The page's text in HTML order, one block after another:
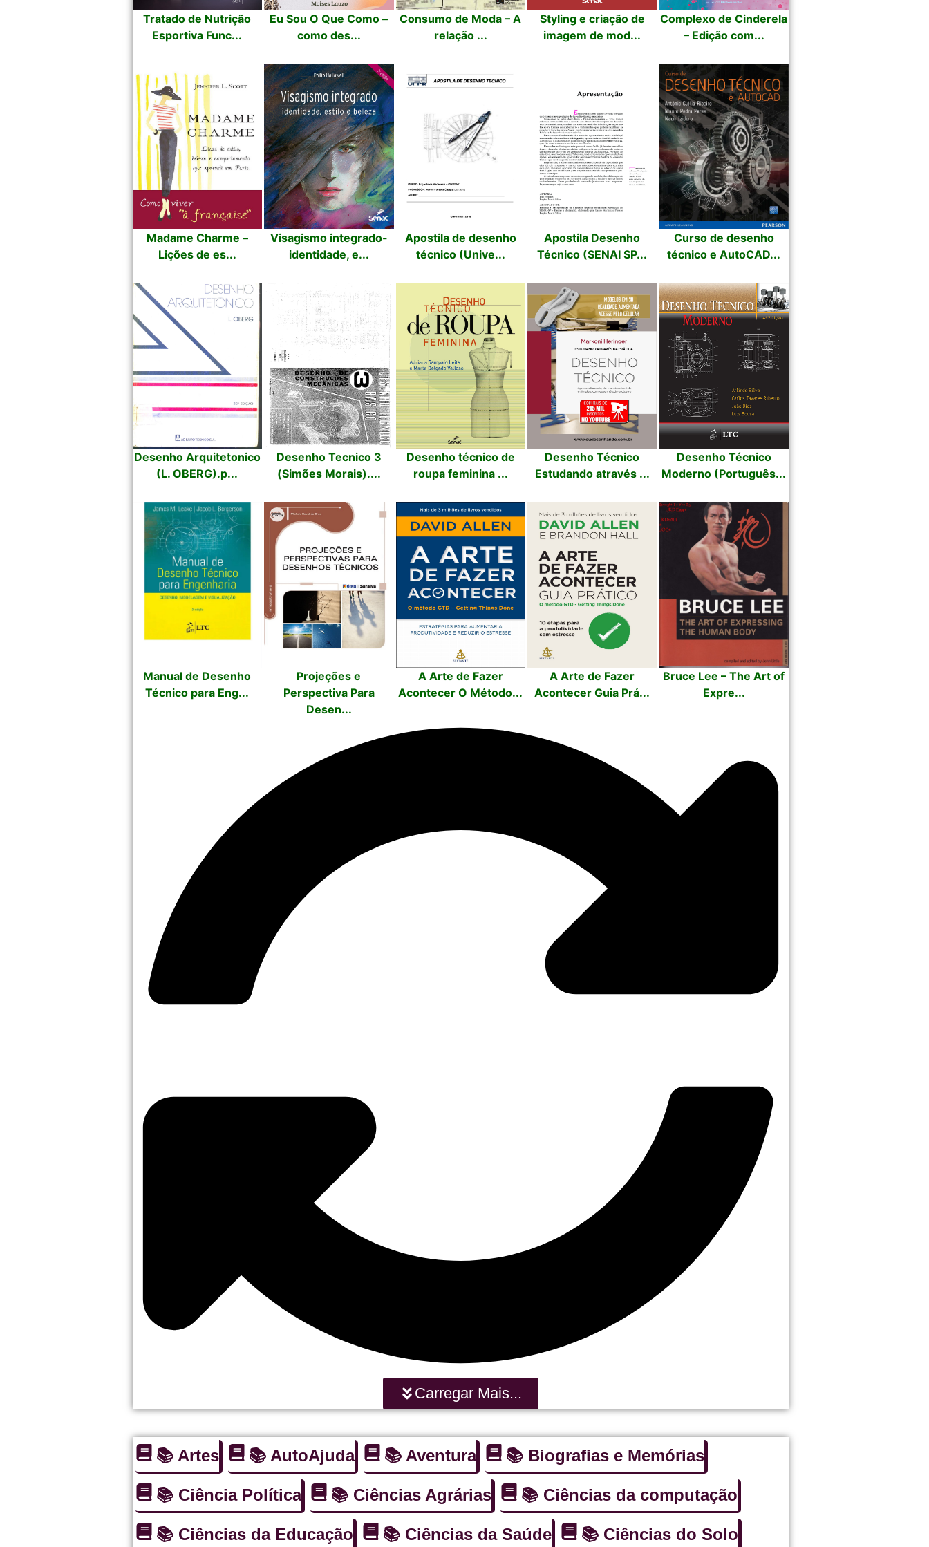
Tratado de Nutrição
Esportiva Func...
Eu Sou O Que Como –
como des...
Consumo de Moda – A
relação ...
Styling e criação de
imagem de mod...
Complexo de Cinderela
– Edição com...
Madame Charme –
Lições de es...
Visagismo integrado-
identidade, e...
Apostila de desenho
técnico (Unive...
Apostila Desenho
Técnico (SENAI SP...
Curso de desenho
técnico e AutoCAD...
Desenho Arquitetonico
(L. OBERG).p...
Desenho Tecnico 3
(Simões Morais)....
Desenho técnico de
roupa feminina ...
Desenho Técnico
Estudando através ...
Desenho Técnico
Moderno (Português...
Manual de Desenho
Técnico para Eng...
Projeções e
Perspectiva Para
Desen...
A Arte de Fazer
Acontecer O Método...
A Arte de Fazer
Acontecer Guia Prá...
Bruce Lee – The Art of
Expre...
Carregar Mais...
📚 Artes 📚 AutoAjuda 📚 Aventura 📚 Biografias e Memórias
📚 Ciência Política 📚 Ciências Agrárias 📚 Ciências da computação
📚 Ciências da Educação 📚 Ciências da Saúde 📚 Ciências do Solo